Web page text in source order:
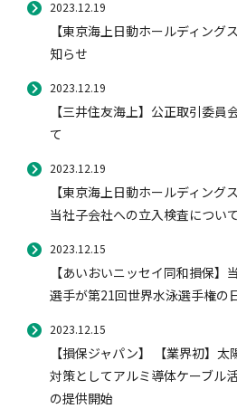
2023.12.19
【東京海上日動ホールディング
知らせ
2023.12.19
【三井住友海上】公正取引委員
て
2023.12.19
【東京海上日動ホールディング
当社子会社への立入検査について
2023.12.15
【あいおいニッセイ同和損保】
選手が第21回世界水泳選手権の
2023.12.15
【損保ジャパン】 【業界初】
対策としてアルミ導体ケーブル
の提供開始